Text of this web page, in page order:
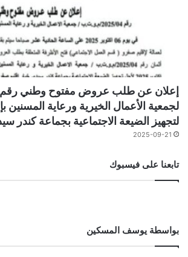
لجمعية الأعمال الخيرية ورعاية المسنين
لتجهيز الضيعة الاجتماعية بجماعة كندر
2025-09-21
تابعنا على فيسبوك
بواسطة يوسف المسكين